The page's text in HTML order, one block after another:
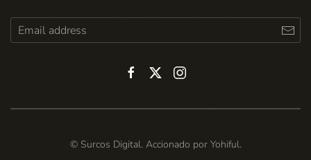
© Surcos Digital. Accionado por Yohiful.